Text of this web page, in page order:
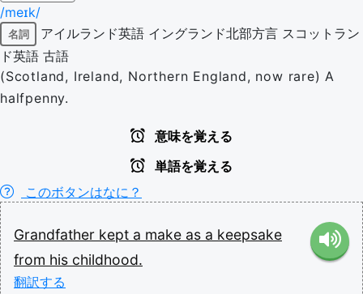
/meɪk/
名詞 アイルランド英語 イングランド北部方言 スコットラン
ド英語 古語
(Scotland, Ireland, Northern England, now rare) A
halfpenny.
意味を覚える
単語を覚える
このボタンはなに？
Grandfather kept a make as a keepsake
from his childhood.
翻訳する